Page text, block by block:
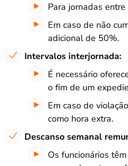
Para jornadas
Em caso de não
adicional de 50%.
Intervalos interjornada:
É necessário
o fim de um
Em caso de
como hora extra.
Descanso semanal
Os funcionários